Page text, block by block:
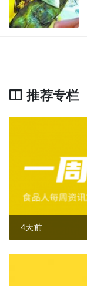
推荐专栏
4天前